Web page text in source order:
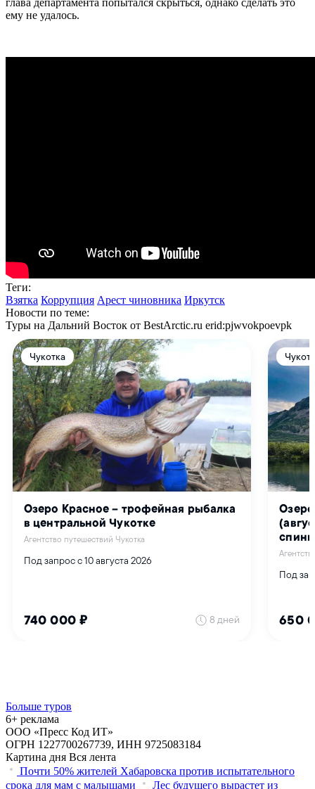
ему не удалось.
Теги:
Взятка Коррупция Арест чиновника Иркутск
Новости по теме:
Туры на Дальний Восток от BestArctic.ru erid:pjwvokpoevpk
Больше туров
6+ реклама
ООО «Пресс Код ИТ»
ОГРН 1227700267739, ИНН 9725083184
Картина дня Вся лента
Почти 50% жителей Хабаровска против испытательного
срока для мам с малышами
Лес будущего вырастет из